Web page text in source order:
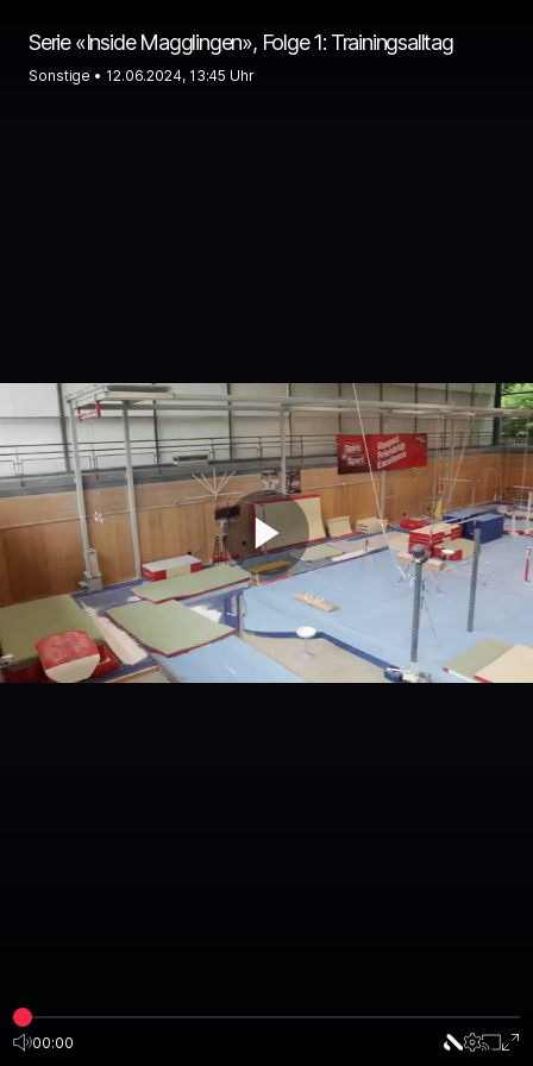
Serie «Inside Magglingen», Folge 1: Trainingsalltag
Sonstige • 12.06.2024, 13:45 Uhr
00:00